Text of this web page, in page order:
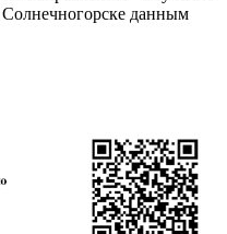
данным